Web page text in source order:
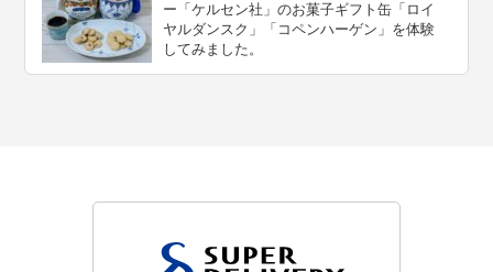
ー「ケルセン社」のお菓子ギフト缶「ロイ
ヤルダンスク」「コペンハーゲン」を体験
してみました。